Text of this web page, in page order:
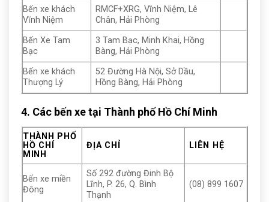
Bến xe khách
Vĩnh Niệm
RMCF+XRG, Vĩnh Niệm, Lê
Chân, Hải Phòng
Bến Xe Tam
Bạc
3 Tam Bạc, Minh Khai, Hồng
Bàng, Hải Phòng
Bến xe khách
Thượng Lý
52 Đường Hà Nội, Sở Dầu,
Hồng Bàng, Hải Phòng
4. Các bến xe tại Thành phố Hồ Chí Minh
THÀNH PHỐ
HỒ CHÍ
MINH
ĐỊA CHỈ LIÊN HỆ
Bến xe miền
Đông
Số 292 đường Đinh Bộ
Lĩnh, P. 26, Q. Bình
Thạnh
(08) 899 1607